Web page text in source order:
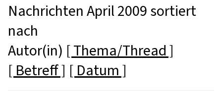
Nachrichten April 2009 sortiert
nach
Autor(in) [ Thema/Thread ]
[ Betreff ] [ Datum ]